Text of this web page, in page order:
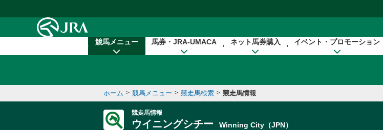
競馬メニュー 馬券・JRA-UMACA ネット馬券購入 イベント・プロモーション
ホーム > 競馬メニュー > 競走馬検索 > 競走馬情報
競走馬情報
ウイニングシチー Winning City（JPN）